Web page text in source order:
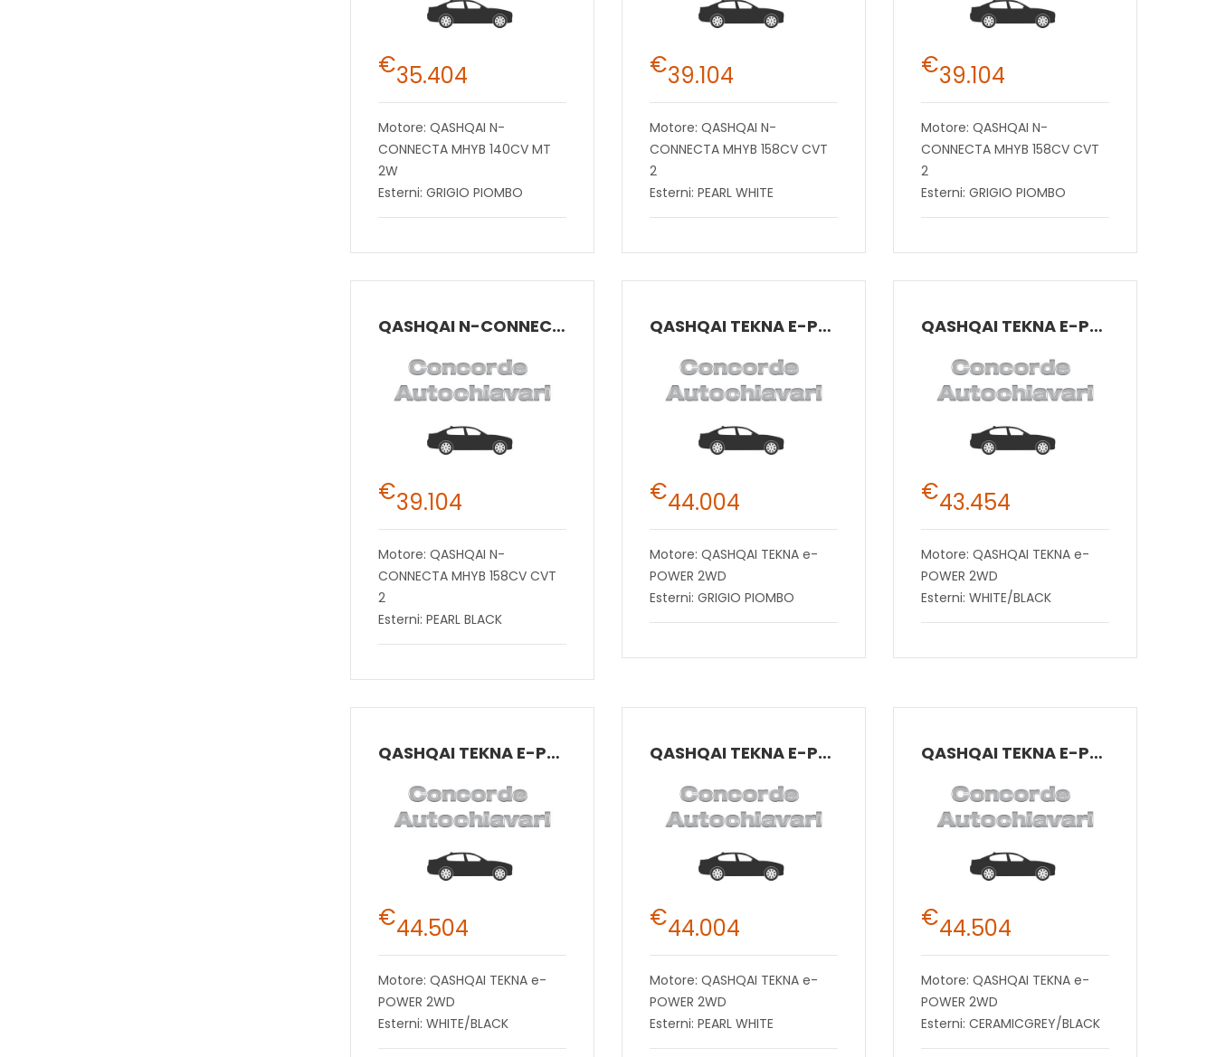
€35.404
Motore: QASHQAI N-
CONNECTA MHYB 140CV MT
2W
Esterni: GRIGIO PIOMBO
€39.104
Motore: QASHQAI N-
CONNECTA MHYB 158CV CVT
2
Esterni: PEARL WHITE
€39.104
Motore: QASHQAI N-
CONNECTA MHYB 158CV CVT
2
Esterni: GRIGIO PIOMBO
QASHQAI N-CONNECTA MHYB 158CV CVT 2
€39.104
Motore: QASHQAI N-
CONNECTA MHYB 158CV CVT
2
Esterni: PEARL BLACK
QASHQAI TEKNA E-POWER 2WD
€44.004
Motore: QASHQAI TEKNA e-
POWER 2WD
Esterni: GRIGIO PIOMBO
QASHQAI TEKNA E-POWER 2WD
€43.454
Motore: QASHQAI TEKNA e-
POWER 2WD
Esterni: WHITE/BLACK
QASHQAI TEKNA E-POWER 2WD
€44.504
Motore: QASHQAI TEKNA e-
POWER 2WD
Esterni: WHITE/BLACK
QASHQAI TEKNA E-POWER 2WD
€44.004
Motore: QASHQAI TEKNA e-
POWER 2WD
Esterni: PEARL WHITE
QASHQAI TEKNA E-POWER 2WD
€44.504
Motore: QASHQAI TEKNA e-
POWER 2WD
Esterni: CERAMICGREY/BLACK